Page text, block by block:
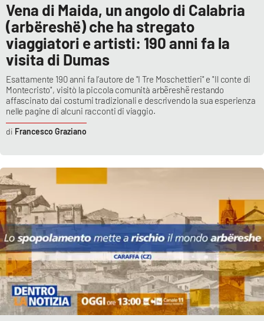
Vena di Maida, un angolo di Calabria
(arbëreshë) che ha stregato
viaggiatori e artisti: 190 anni fa la
visita di Dumas
Esattamente 190 anni fa l’autore de "I Tre Moschettieri" e "Il conte di
Montecristo", visitò la piccola comunità arbëreshë restando
affascinato dai costumi tradizionali e descrivendo la sua esperienza
nelle pagine di alcuni racconti di viaggio.
Francesco Graziano